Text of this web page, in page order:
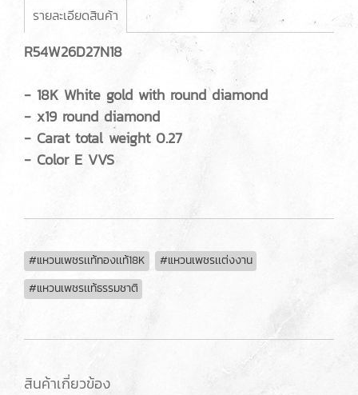
รายละเอียดสินค้า
R54W26D27N18
- 18K White gold with round diamond
- x19 round diamond
- Carat total weight 0.27
- Color E VVS
#แหวนเพชรเเท้ทองเเท้18K
#แหวนเพชรเเต่งงาน
#แหวนเพชรเเท้ธรรมชาติ
สินค้าเกี่ยวข้อง